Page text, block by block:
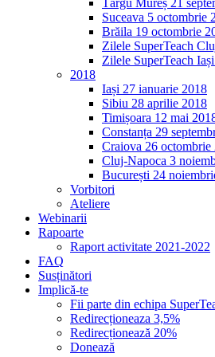
Târgu Mureș 21
Suceava 5 octombrie
Brăila 19 octombrie
Zilele SuperTeach
Zilele SuperTeach
2018
Iași 27 ianuarie 2018
Sibiu 28 aprilie 2018
Timișoara 12 mai
Constanța 29
Craiova 26 octombrie
Cluj-Napoca 3
București 24
Vorbitori
Ateliere
Webinarii
Rapoarte
Raport activitate 2021-2022
FAQ
Susținători
Implică-te
Fii parte din echipa
Redirecționeaza 3,5%
Redirecționează 20%
Donează